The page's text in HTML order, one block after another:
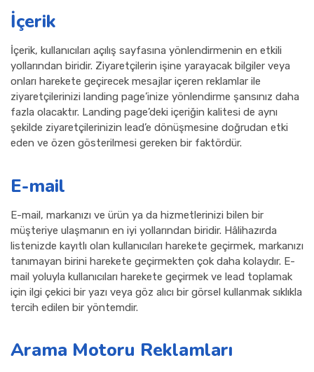
İçerik
İçerik, kullanıcıları açılış sayfasına yönlendirmenin en etkili
yollarından biridir. Ziyaretçilerin işine yarayacak bilgiler veya
onları harekete geçirecek mesajlar içeren reklamlar ile
ziyaretçilerinizi landing page’inize yönlendirme şansınız daha
fazla olacaktır. Landing page’deki içeriğin kalitesi de aynı
şekilde ziyaretçilerinizin lead’e dönüşmesine doğrudan etki
eden ve özen gösterilmesi gereken bir faktördür.
E-mail
E-mail, markanızı ve ürün ya da hizmetlerinizi bilen bir
müşteriye ulaşmanın en iyi yollarından biridir. Hâlihazırda
listenizde kayıtlı olan kullanıcıları harekete geçirmek, markanızı
tanımayan birini harekete geçirmekten çok daha kolaydır. E-
mail yoluyla kullanıcıları harekete geçirmek ve lead toplamak
için ilgi çekici bir yazı veya göz alıcı bir görsel kullanmak sıklıkla
tercih edilen bir yöntemdir.
Arama Motoru Reklamları